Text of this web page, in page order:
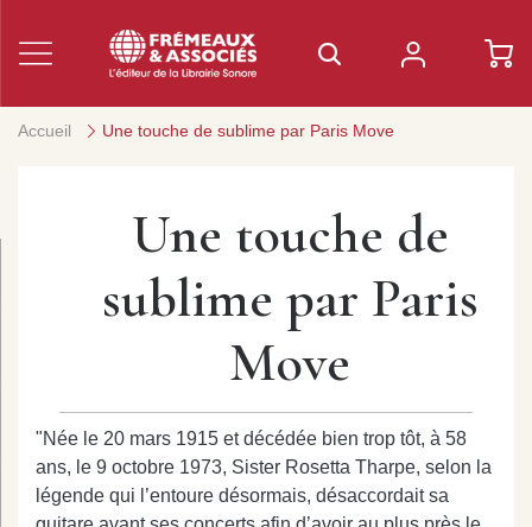
Accueil Une touche de sublime par Paris Move
Une touche de
sublime par Paris
Move
"Née le 20 mars 1915 et décédée bien trop tôt, à 58
ans, le 9 octobre 1973, Sister Rosetta Tharpe, selon la
légende qui l’entoure désormais, désaccordait sa